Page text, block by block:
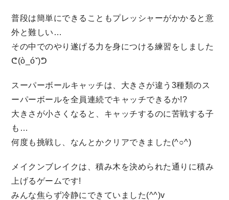
普段は簡単にできることもプレッシャーがかかると意
外と難しい…
その中でのやり遂げる力を身につける練習をしました
ᕦ(ò_óˇ)ᕤ
スーパーボールキャッチは、大きさが違う3種類のス
ーパーボールを全員連続でキャッチできるか!?
大きさが小さくなると、キャッチするのに苦戦する子
も…
何度も挑戦し、なんとかクリアできました(^○^)
メイクンブレイクは、積み木を決められた通りに積み
上げるゲームです!
みんな焦らず冷静にできていました(^^)v